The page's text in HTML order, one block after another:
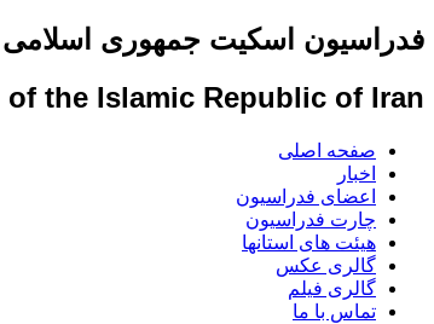
فدراسیون اسکیت جمهوری اسلامی
the Islamic Republic of Iran
صفحه اصلی
اخبار
اعضای فدراسیون
چارت فدراسیون
هیئت های استانها
گالری عکس
گالری فیلم
تماس با ما